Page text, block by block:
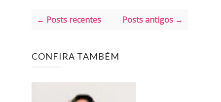
← Posts recentes Posts antigos →
CONFIRA TAMBÉM